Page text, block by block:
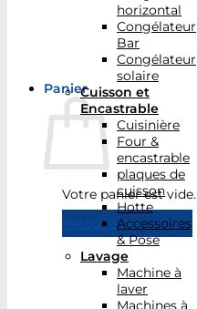
Panier
Votre panier est vide.
Retour à la boutique
horizontal
Congélateur
Bar
Congélateur
solaire
Cuisson et
Encastrable
Cuisinière
Four &
encastrable
plaques de
cuisson
Hotte
Accessoires
& Pose
Lavage
Machine à
laver
Machines à